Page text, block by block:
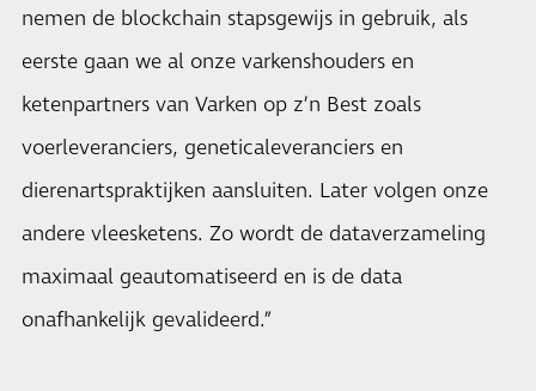
nemen de blockchain stapsgewijs in gebruik, als
eerste gaan we al onze varkenshouders en
ketenpartners van Varken op z’n Best zoals
voerleveranciers, geneticaleveranciers en
dierenartspraktijken aansluiten. Later volgen onze
andere vleesketens. Zo wordt de dataverzameling
maximaal geautomatiseerd en is de data
onafhankelijk gevalideerd.”